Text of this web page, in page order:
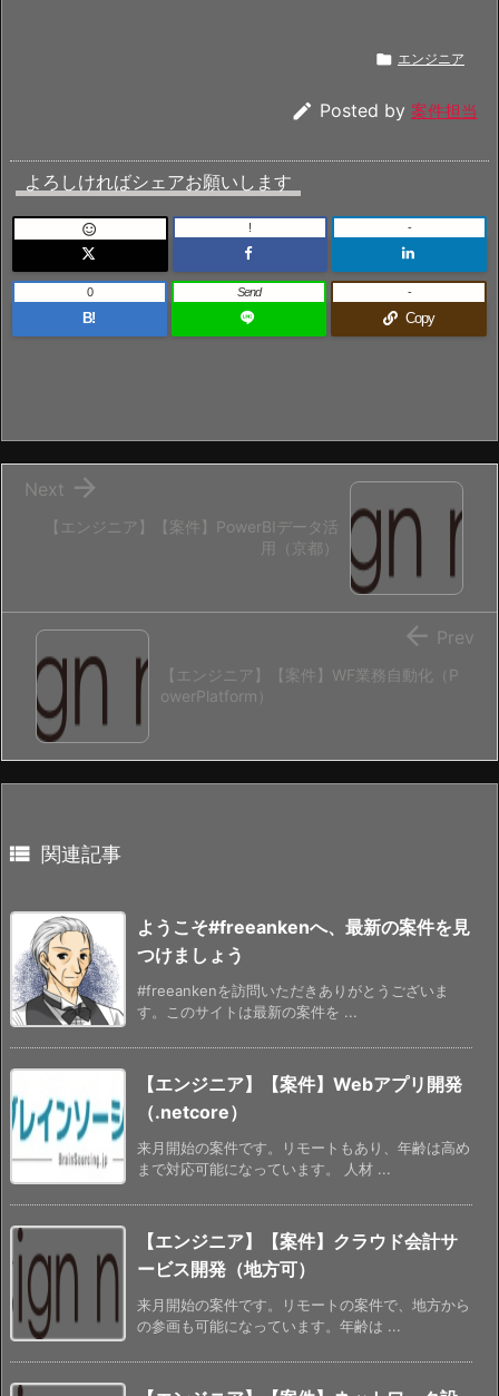
 エンジニア
 Posted by 案件担当
よろしければシェアお願いします
 ! -
B!
0 Send
Copy
-
【エンジニア】【案件】PowerBIデータ活
用（京都）

Next
【エンジニア】【案件】WF業務自動化（P
owerPlatform）
 Prev
 関連記事
ようこそ#freeankenへ、最新の案件を見
つけましょう
#freeankenを訪問いただきありがとうございま
す。このサイトは最新の案件を ...
【エンジニア】【案件】Webアプリ開発
（.netcore）
来月開始の案件です。リモートもあり、年齢は高め
まで対応可能になっています。 人材 ...
【エンジニア】【案件】クラウド会計サ
ービス開発（地方可）
来月開始の案件です。リモートの案件で、地方から
の参画も可能になっています。年齢は ...